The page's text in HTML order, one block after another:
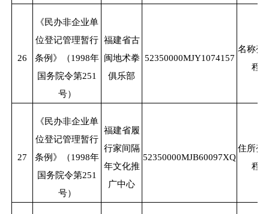
26
《民办非企业单
位登记管理暂行
条例》（1998年
国务院令第251
号）
福建省古
闽地术拳
俱乐部
52350000MJY1074157
名称变
程
27
《民办非企业单
位登记管理暂行
条例》（1998年
国务院令第251
号）
福建省履
行家间隔
年文化推
广中心
52350000MJB60097XQ
住所变
程